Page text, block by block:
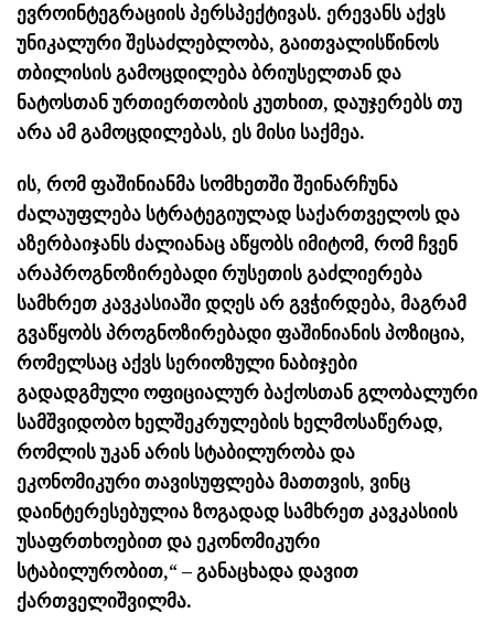
ევროინტეგრაციის პერსპექტივას. ერევანს აქვს
უნიკალური შესაძლებლობა, გაითვალისწინოს
თბილისის გამოცდილება ბრიუსელთან და
ნატოსთან ურთიერთობის კუთხით, დაუჯერებს თუ
არა ამ გამოცდილებას, ეს მისი საქმეა.
ის, რომ ფაშინიანმა სომხეთში შეინარჩუნა
ძალაუფლება სტრატეგიულად საქართველოს და
აზერბაიჯანს ძალიანაც აწყობს იმიტომ, რომ ჩვენ
არაპროგნოზირებადი რუსეთის გაძლიერება
სამხრეთ კავკასიაში დღეს არ გვჭირდება, მაგრამ
გვაწყობს პროგნოზირებადი ფაშინიანის პოზიცია,
რომელსაც აქვს სერიოზული ნაბიჯები
გადადგმული ოფიციალურ ბაქოსთან გლობალური
სამშვიდობო ხელშეკრულების ხელმოსაწერად,
რომლის უკან არის სტაბილურობა და
ეკონომიკური თავისუფლება მათთვის, ვინც
დაინტერესებულია ზოგადად სამხრეთ კავკასიის
უსაფრთხოებით და ეკონომიკური
სტაბილურობით,“ – განაცხადა დავით
ქართველიშვილმა.